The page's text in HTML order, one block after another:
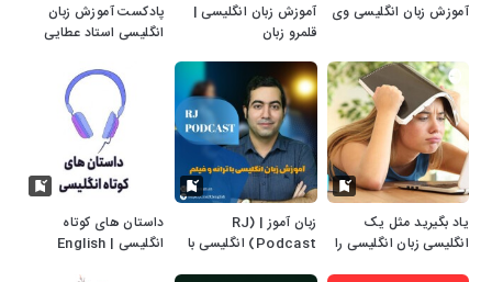
آموزش زبان انگلیسی وی
آموزش زبان انگلیسی |
قلمرو زبان
پادکست آموزش زبان
انگلیسی استاد عطایی
یاد بگیرید مثل یک
انگلیسی زبان انگلیسی را
زبان آموز | (RJ
Podcast) انگلیسی با
داستان های کوتاه
انگلیسی | English